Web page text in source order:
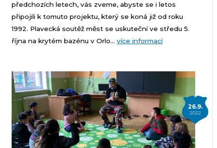
předchozích letech, vás zveme, abyste se i letos
připojili k tomuto projektu, který se koná již od roku
1992. Plavecká soutěž měst se uskuteční ve středu 5.
října na krytém bazénu v Orlo... více informací
26.9.
2022